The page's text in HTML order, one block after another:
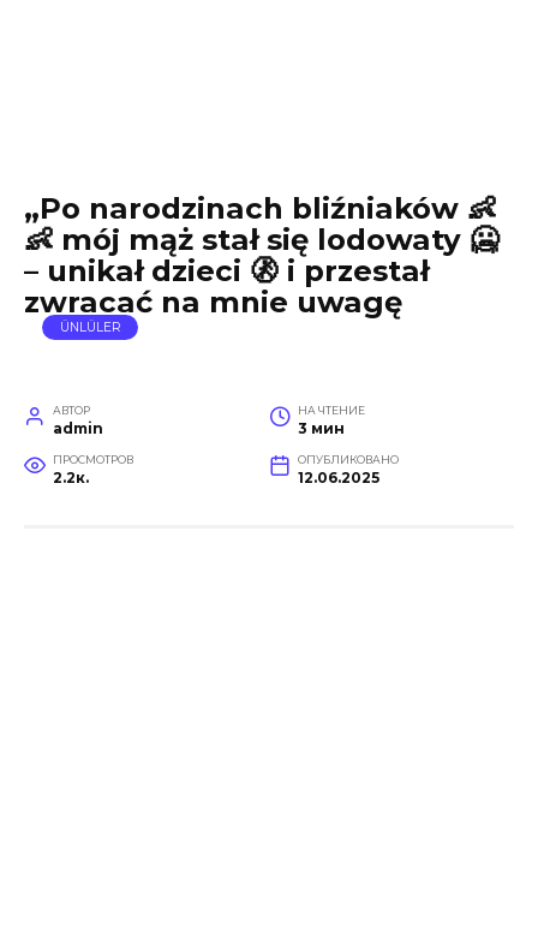
„Po narodzinach bliźniaków 👶
👶 mój mąż stał się lodowaty 🥶
– unikał dzieci 🚷 i przestał
zwracać na mnie uwagę
ÜNLÜLER
АВТОР
admin
НА ЧТЕНИЕ
3 мин
ПРОСМОТРОВ
2.2к.
ОПУБЛИКОВАНО
12.06.2025